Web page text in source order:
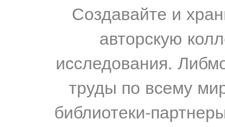
Создавайте и
авторскую
исследования.
труды по всему
библиотеки-